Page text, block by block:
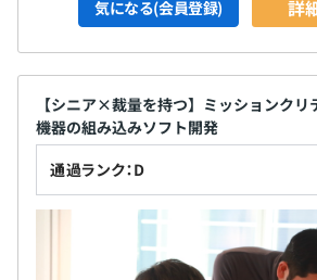
気になる(会員登録) 詳
【シニア×裁量を持つ】ミッションクリ
機器の組み込みソフト開発
通過ランク：D